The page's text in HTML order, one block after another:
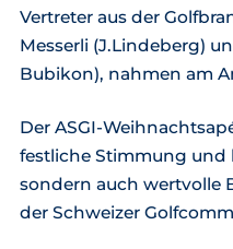
Vertreter aus der
Messerli (J.Lindeberg)
Bubikon), nahmen am
Der ASGI-
festliche Stimmung und
sondern auch wertvolle
der Schweizer